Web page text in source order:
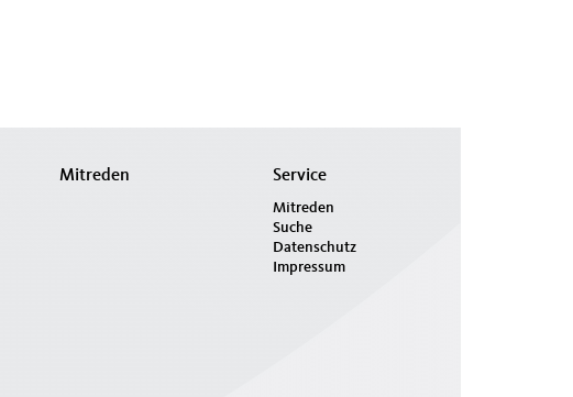
Mitreden Service
Mitreden
Suche
Datenschutz
Impressum